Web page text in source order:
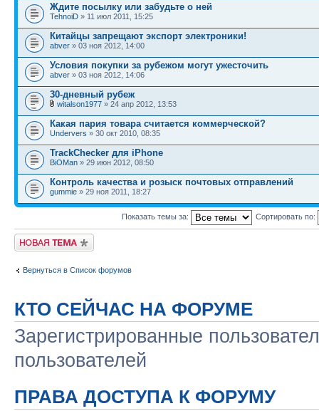
Ждите посылку или забудьте о ней
TehnoiD » 11 июл 2011, 15:25
Китайцы запрещают экспорт электроники!
abver » 03 ноя 2012, 14:00
Условия покупки за рубежом могут ужесточить
abver » 03 ноя 2012, 14:06
30-дневный рубеж
witalson1977 » 24 апр 2012, 13:53
Какая пария товара считается коммерческой?
Undervers » 30 окт 2010, 08:35
TrackChecker для iPhone
BiOMan » 29 июн 2012, 08:50
Контроль качества и розыск почтовых отправлений
gummie » 29 ноя 2011, 18:27
Показать темы за: Сортировать по:
Начать новую тему
Вернуться в Список форумов
КТО СЕЙЧАС НА ФОРУМЕ
Зарегистрированные
пользователей
ПРАВА ДОСТУПА К ФОРУМУ